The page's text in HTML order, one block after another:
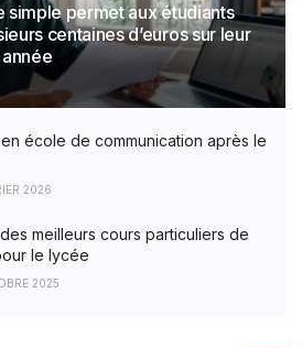
simple permet aux étudiants
centaines d’euros sur leur
école de communication après le
2026
meilleurs cours particuliers de
le lycée
2025